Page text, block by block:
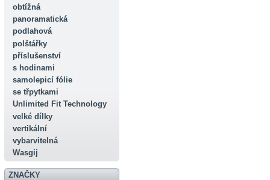
obtížná
panoramatická
podlahová
polštářky
příslušenství
s hodinami
samolepicí fólie
se třpytkami
Unlimited Fit Technology
velké dílky
vertikální
vybarvitelná
Wasgij
ZNAČKY